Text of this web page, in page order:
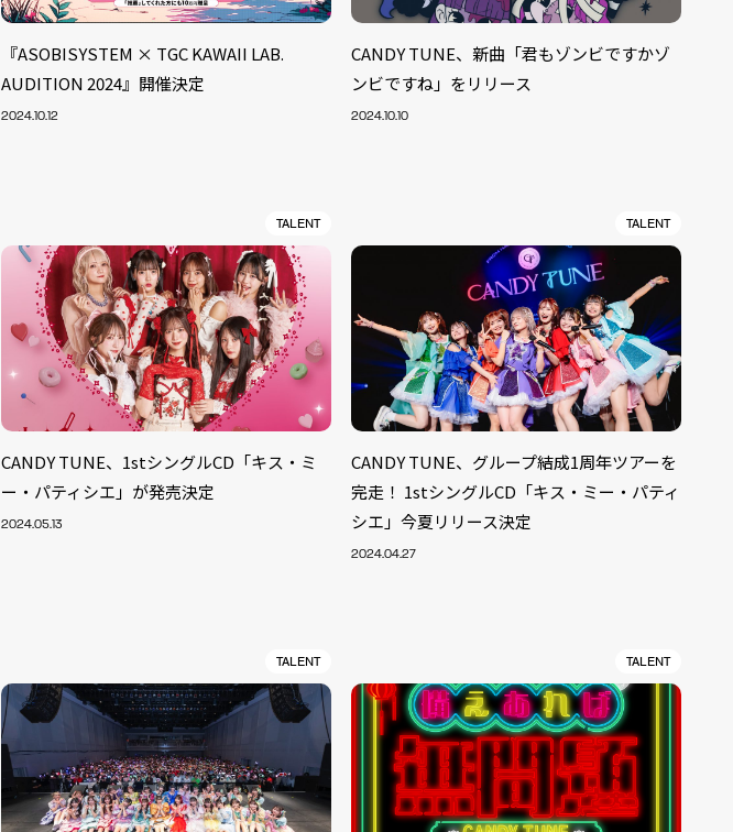
『ASOBISYSTEM × TGC KAWAII LAB.
AUDITION 2024』開催決定
2024.10.12
CANDY TUNE、新曲「君もゾンビですかゾ
ンビですね」をリリース
2024.10.10
TALENT
CANDY TUNE、1stシングルCD「キス・ミ
ー・パティシエ」が発売決定
2024.05.13
TALENT
CANDY TUNE、グループ結成1周年ツアーを
完走！ 1stシングルCD「キス・ミー・パティ
シエ」今夏リリース決定
2024.04.27
TALENT TALENT